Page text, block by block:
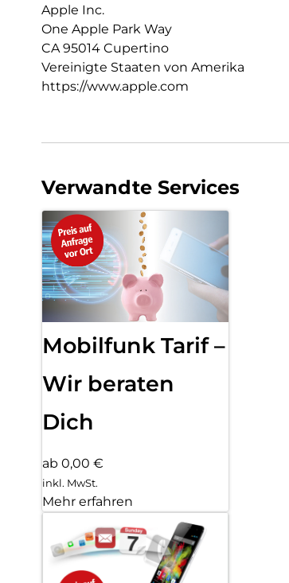
Apple Inc.
One Apple Park Way
CA 95014 Cupertino
Vereinigte Staaten von Amerika
https://www.apple.com
Verwandte Services
Mobilfunk Tarif –
Wir beraten
Dich
ab 0,00 €
inkl. MwSt.
Mehr erfahren